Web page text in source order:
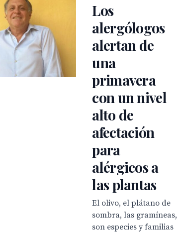
Los
alergólogos
alertan de
una
primavera
con un nivel
alto de
afectación
para
alérgicos a
las plantas
El olivo, el plátano de
sombra, las gramíneas,
son especies y familias